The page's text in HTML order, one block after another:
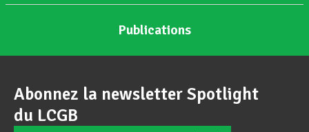
Publications
Abonnez la newsletter Spotlight
du LCGB